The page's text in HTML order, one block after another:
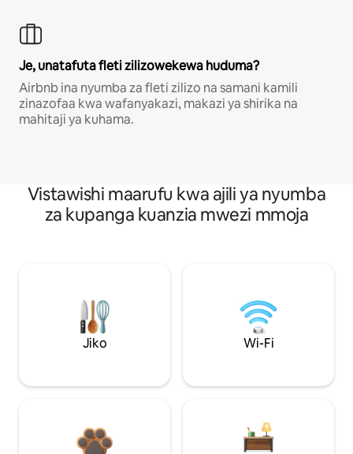
Je, unatafuta fleti zilizowekewa huduma?
Airbnb ina nyumba za fleti zilizo na samani kamili
zinazofaa kwa wafanyakazi, makazi ya shirika na
mahitaji ya kuhama.
Vistawishi maarufu kwa ajili ya nyumba
za kupanga kuanzia mwezi mmoja
Jiko Wi-Fi